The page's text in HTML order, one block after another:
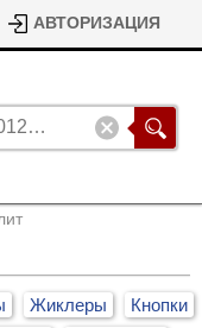
АВТОРИЗАЦИЯ
Жиклеры
Кнопки